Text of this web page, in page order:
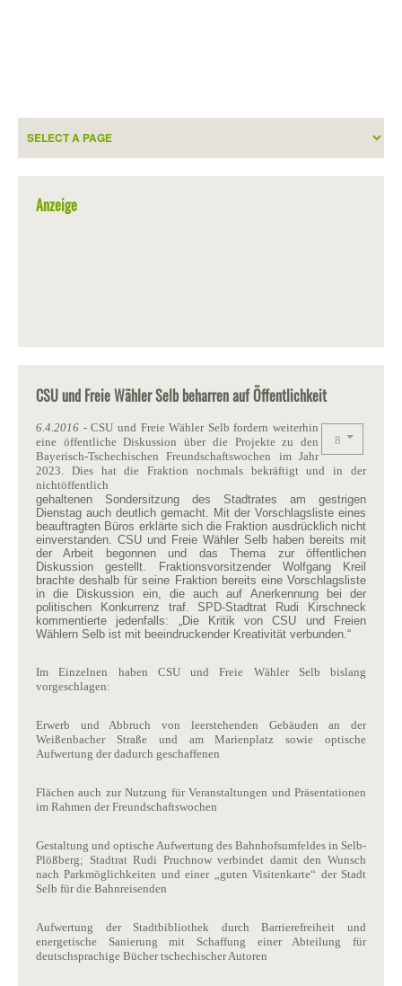
Anzeige
CSU und Freie Wähler Selb beharren auf Öffentlichkeit
6.4.2016 - CSU und Freie Wähler Selb fordern weiterhin
eine öffentliche Diskussion über die Projekte zu den
Bayerisch-Tschechischen Freundschaftswochen im Jahr
2023. Dies hat die Fraktion nochmals bekräftigt und in der
nichtöffentlich
gehaltenen Sondersitzung des Stadtrates am gestrigen
Dienstag auch deutlich gemacht. Mit der Vorschlagsliste eines
beauftragten Büros erklärte sich die Fraktion ausdrücklich nicht
einverstanden. CSU und Freie Wähler Selb haben bereits mit
der Arbeit begonnen und das Thema zur öffentlichen
Diskussion gestellt. Fraktionsvorsitzender Wolfgang Kreil
brachte deshalb für seine Fraktion bereits eine Vorschlagsliste
in die Diskussion ein, die auch auf Anerkennung bei der
politischen Konkurrenz traf. SPD-Stadtrat Rudi Kirschneck
kommentierte jedenfalls: „Die Kritik von CSU und Freien
Wählern Selb ist mit beeindruckender Kreativität verbunden.“
Im Einzelnen haben CSU und Freie Wähler Selb bislang
vorgeschlagen:
Erwerb und Abbruch von leerstehenden Gebäuden an der
Weißenbacher Straße und am Marienplatz sowie optische
Aufwertung der dadurch geschaffenen
Flächen auch zur Nutzung für Veranstaltungen und Präsentationen
im Rahmen der Freundschaftswochen
Gestaltung und optische Aufwertung des Bahnhofsumfeldes in Selb-
Plößberg; Stadtrat Rudi Pruchnow verbindet damit den Wunsch
nach Parkmöglichkeiten und einer „guten Visitenkarte“ der Stadt
Selb für die Bahnreisenden
Aufwertung der Stadtbibliothek durch Barrierefreiheit und
energetische Sanierung mit Schaffung einer Abteilung für
deutschsprachige Bücher tschechischer Autoren